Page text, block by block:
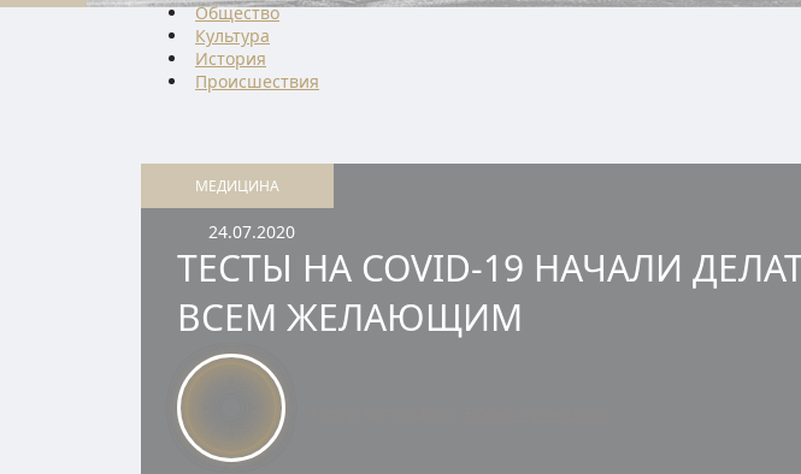
Общество
Культура
История
Проиcшествия
МЕДИЦИНА
24.07.2020
ТЕСТЫ НА COVID-19 НАЧАЛИ
ВСЕМ ЖЕЛАЮЩИМ